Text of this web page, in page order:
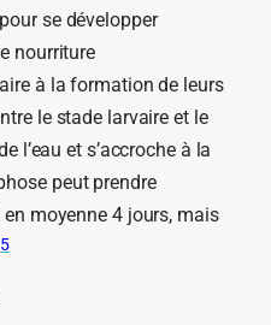
se développer
nourriture
à la formation de leurs
le stade larvaire et le
l’eau et s’accroche à la
peut prendre
moyenne 4 jours, mais
5